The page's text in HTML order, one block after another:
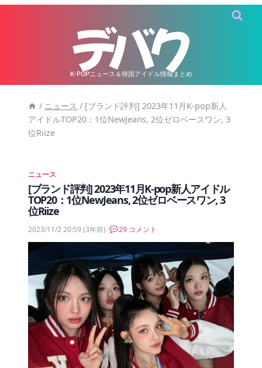
K-POPニュース＆韓国アイドル情報まとめ
/ ニュース / [ブランド評判] 2023年11月K-pop新人
アイドルTOP20：1位NewJeans, 2位ゼロベースワン, 3
位Riize
ニュース
[ブランド評判] 2023年11月K-pop新人アイドル
TOP20：1位NewJeans, 2位ゼロベースワン, 3
位Riize
2023/11/2 20:59 (3年前) 29 コメント